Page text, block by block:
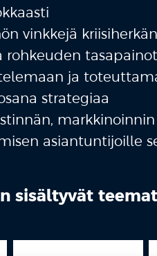
vinkkejä
rohkeuden
ja
strategiaa
markkinoinnin
asiantuntijoille
sisältyvät